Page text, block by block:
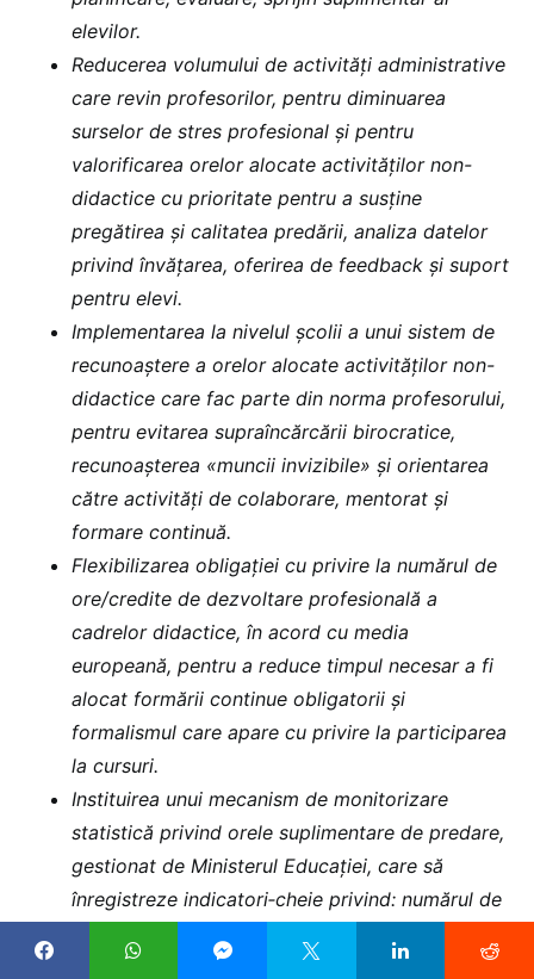
elevilor.
Reducerea volumului de activități administrative
care revin profesorilor, pentru diminuarea
surselor de stres profesional și pentru
valorificarea orelor alocate activităților non-
didactice cu prioritate pentru a susține
pregătirea și calitatea predării, analiza datelor
privind învățarea, oferirea de feedback și suport
pentru elevi.
Implementarea la nivelul școlii a unui sistem de
recunoaștere a orelor alocate activităților non-
didactice care fac parte din norma profesorului,
pentru evitarea supraîncărcării birocratice,
recunoașterea «muncii invizibile» și orientarea
către activități de colaborare, mentorat şi
formare continuă.
Flexibilizarea obligației cu privire la numărul de
ore/credite de dezvoltare profesională a
cadrelor didactice, în acord cu media
europeană, pentru a reduce timpul necesar a fi
alocat formării continue obligatorii și
formalismul care apare cu privire la participarea
la cursuri.
Instituirea unui mecanism de monitorizare
statistică privind orele suplimentare de predare,
gestionat de Ministerul Educației, care să
înregistreze indicatori‐cheie privind: numărul de
și discipline, costul bugetar, ponderea în salariul